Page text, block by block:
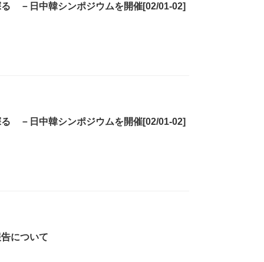
－日中韓シンポジウムを開催[02/01-02]
－日中韓シンポジウムを開催[02/01-02]
について